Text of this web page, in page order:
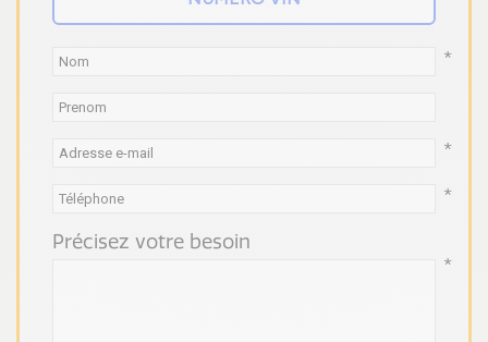
*
*
*
Précisez votre besoin
*